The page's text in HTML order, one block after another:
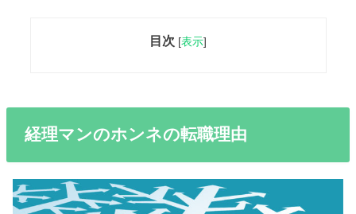
目次 [表示]
経理マンのホンネの転職理由